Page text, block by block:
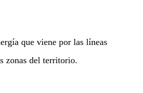
que viene por las líneas
zonas del territorio.